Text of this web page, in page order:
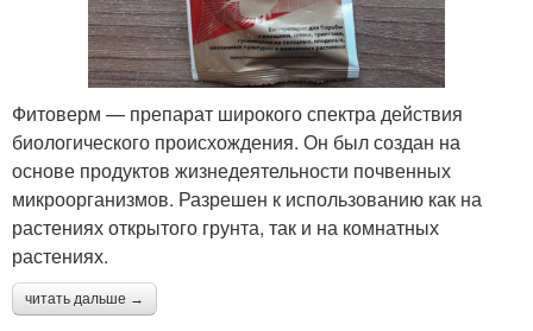
Фитоверм — препарат широкого спектра действия
биологического происхождения. Он был создан на
основе продуктов жизнедеятельности почвенных
микроорганизмов. Разрешен к использованию как на
растениях открытого грунта, так и на комнатных
растениях.
читать дальше →